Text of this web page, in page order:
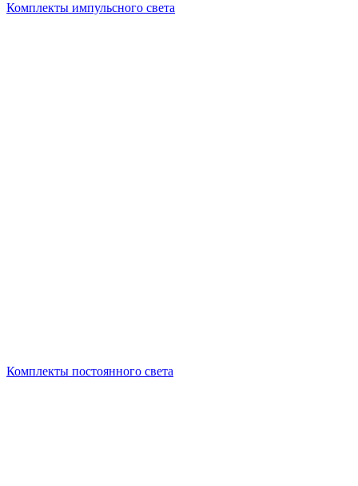
Комплекты импульсного света
Комплекты постоянного света